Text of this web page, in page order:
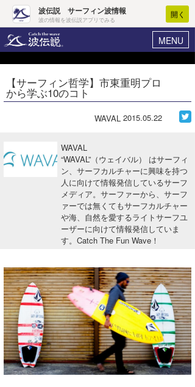
波伝説 サーフィン波情報
波の情報を波伝説アプリでみる
開く
MENU
ヘルプ マイホーム
ログイン
WAVE HUNTER波予想ツール
サーフィンエリアガイド
今月のプレゼント
【サーフィン哲学】市東重明プロ
から学ぶ10のコト
WAVAL 2015.05.22
WAVAL
“WAVAL”（ウェイバル） はサーフィ
ン、サーフカルチャーに興味を持つ
人に向けて情報発信しているサーフ
メディア。サーファーから、サーフ
ァーでは無くてもサーフカルチャー
や海、自然を愛するライトサーフユ
ーザーに向けて情報発信していま
す。Catch The Fun Wave！
Core Surf Japan
アート＆エンタメ
ショップ情報
湘南
千葉北
伊豆
千葉南
お知らせ
その他
ルール＆How to
VOTE!